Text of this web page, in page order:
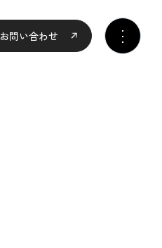
お問い合わせ